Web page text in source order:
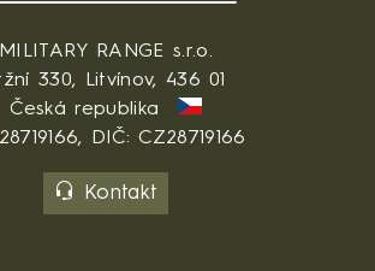
MILITARY RANGE s.r.o.
330, Litvínov, 436 01
Česká republika
DIČ: CZ28719166
Kontakt